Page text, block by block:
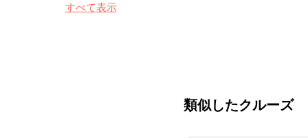
すべて表示
類似したクルーズ